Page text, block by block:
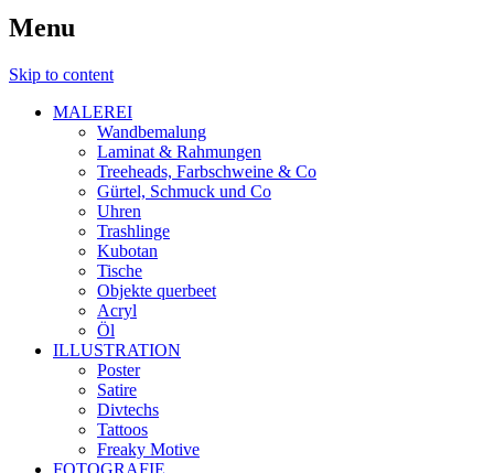
Menu
Skip to content
MALEREI
Wandbemalung
Laminat & Rahmungen
Treeheads, Farbschweine & Co
Gürtel, Schmuck und Co
Uhren
Trashlinge
Kubotan
Tische
Objekte querbeet
Acryl
Öl
ILLUSTRATION
Poster
Satire
Divtechs
Tattoos
Freaky Motive
FOTOGRAFIE